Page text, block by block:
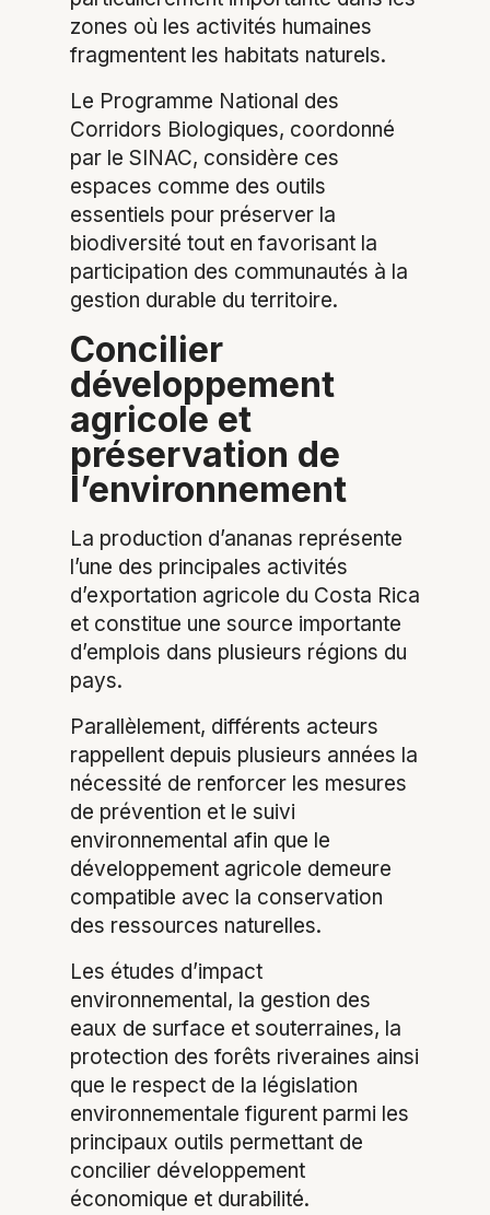
zones où les activités humaines
fragmentent les habitats naturels.
Le Programme National des
Corridors Biologiques, coordonné
par le SINAC, considère ces
espaces comme des outils
essentiels pour préserver la
biodiversité tout en favorisant la
participation des communautés à la
gestion durable du territoire.
Concilier
développement
agricole et
préservation de
l’environnement
La production d’ananas représente
l’une des principales activités
d’exportation agricole du Costa Rica
et constitue une source importante
d’emplois dans plusieurs régions du
pays.
Parallèlement, différents acteurs
rappellent depuis plusieurs années la
nécessité de renforcer les mesures
de prévention et le suivi
environnemental afin que le
développement agricole demeure
compatible avec la conservation
des ressources naturelles.
Les études d’impact
environnemental, la gestion des
eaux de surface et souterraines, la
protection des forêts riveraines ainsi
que le respect de la législation
environnementale figurent parmi les
principaux outils permettant de
concilier développement
économique et durabilité.